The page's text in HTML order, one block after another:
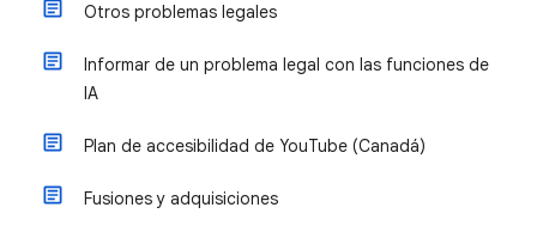
Otros problemas legales
Informar de un problema legal con las funciones de
IA
Plan de accesibilidad de YouTube (Canadá)
Fusiones y adquisiciones